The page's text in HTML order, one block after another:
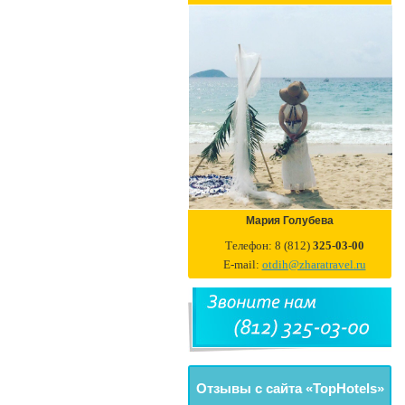
Мария Голубева
Телефон: 8 (812) 325-03-00
E-mail: otdih@zharatravel.ru
Отзывы с сайта «TopHotels»